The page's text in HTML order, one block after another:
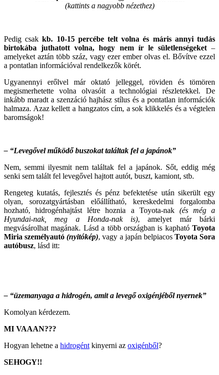
(kattints a nagyobb nézethez)
Pedig csakkb. 10-15 percébe telt volna és máris annyi tudás
birtokába juthatott volna, hogy nem ír le sületlenségeket–
amelyeket aztán több száz, vagy ezer ember olvas el. Bővítve ezzel
a pontatlan információval rendelkezők körét.
Ugyanennyi erőlvel már oktató jelleggel, röviden és tömören
megismerhetette volna olvasóit a technológiai részletekkel. De
inkább maradt a szenzáció hajhász stílus és a pontatlan információk
halmaza. Azaz kellett a hangzatos cím, a sok klikkelés és a végtelen
baromságok!
– “Levegővel működő buszokat találtak fel a japánok”
Nem, semmi ilyesmit nem találtak fel a japánok. Sőt, eddig még
senki sem talált fel levegővel hajtott autót, buszt, kamiont, stb.
Rengeteg kutatás, fejlesztés és pénz befektetése után sikerült egy
olyan, sorozatgyártásban előállítható, kereskedelmi forgalomba
hozható, hidrogénhajtást létre hoznia a Toyota-nak (és még a
Hyundai-nak, meg a Honda-nak is), amelyet már bárki
megvásárolhat magának. Lásd a több országban is kapható Toyota
Miria személyautó(nyitókép), vagy a japán belpiacos Toyota Sora
autóbusz, lásd itt:
– “üzemanyaga a hidrogén, amit a levegő oxigénjéből nyernek”
Komolyan kérdezem.
MI VAAAN???
Hogyan lehetne a hidrogént kinyerni az oxigénből?
SEHOGY!!